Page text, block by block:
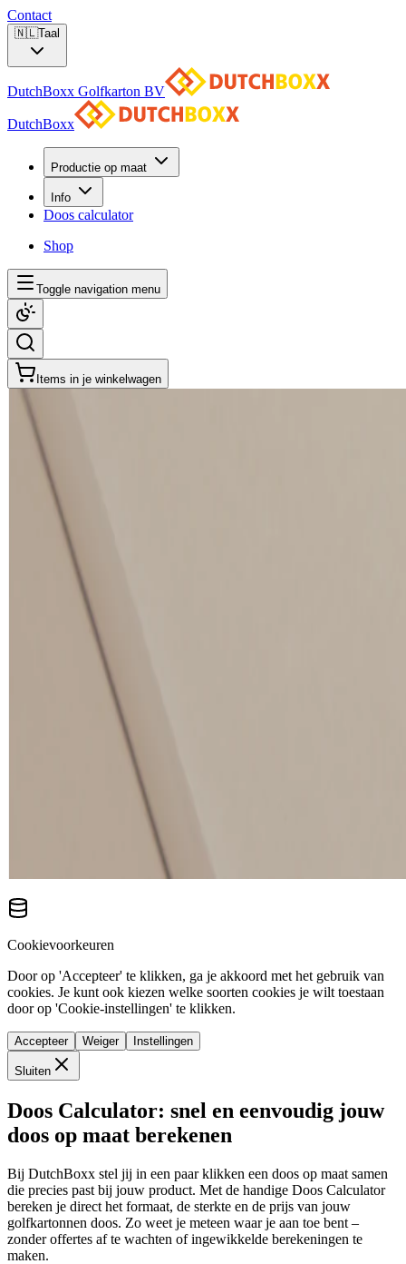
Contact
🇳🇱Taal
DutchBoxx Golfkarton BV
DutchBoxx
Productie op maat
Info
Doos calculator
Shop
Toggle navigation menu
Items in je winkelwagen
Cookievoorkeuren
Door op 'Accepteer' te klikken, ga je akkoord met het gebruik van
cookies. Je kunt ook kiezen welke soorten cookies je wilt toestaan
door op 'Cookie-instellingen' te klikken.
Accepteer Weiger Instellingen
Sluiten
Doos Calculator: snel en eenvoudig jouw
doos op maat berekenen
Bij DutchBoxx stel jij in een paar klikken een doos op maat samen
die precies past bij jouw product. Met de handige Doos Calculator
bereken je direct het formaat, de sterkte en de prijs van jouw
golfkartonnen doos. Zo weet je meteen waar je aan toe bent –
zonder offertes af te wachten of ingewikkelde berekeningen te
maken.